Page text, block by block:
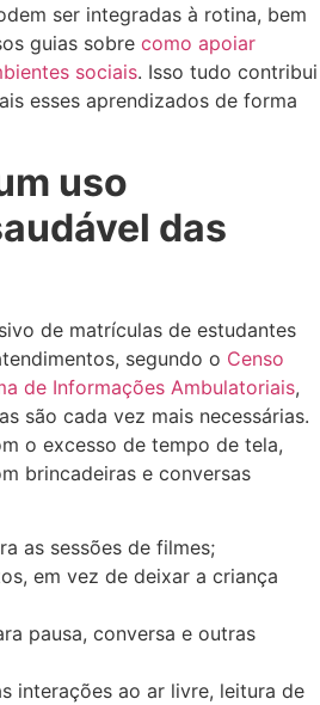
ser integradas à rotina, bem
guias sobre como apoiar
sociais. Isso tudo contribui
esses aprendizados de forma
uso
das
de matrículas de estudantes
segundo o Censo
de Informações Ambulatoriais,
são cada vez mais necessárias.
o excesso de tempo de tela,
brincadeiras e conversas
as sessões de filmes;
em vez de deixar a criança
pausa, conversa e outras
interações ao ar livre, leitura de